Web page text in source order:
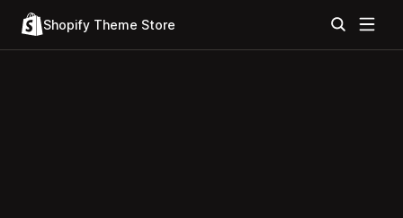
Shopify Theme Store